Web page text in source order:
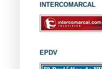
INTERCOMARCAL
EPDV